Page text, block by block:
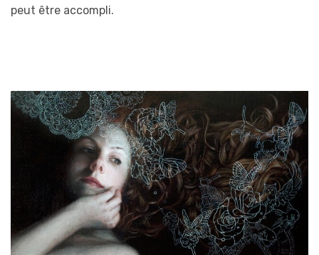
peut être accompli.